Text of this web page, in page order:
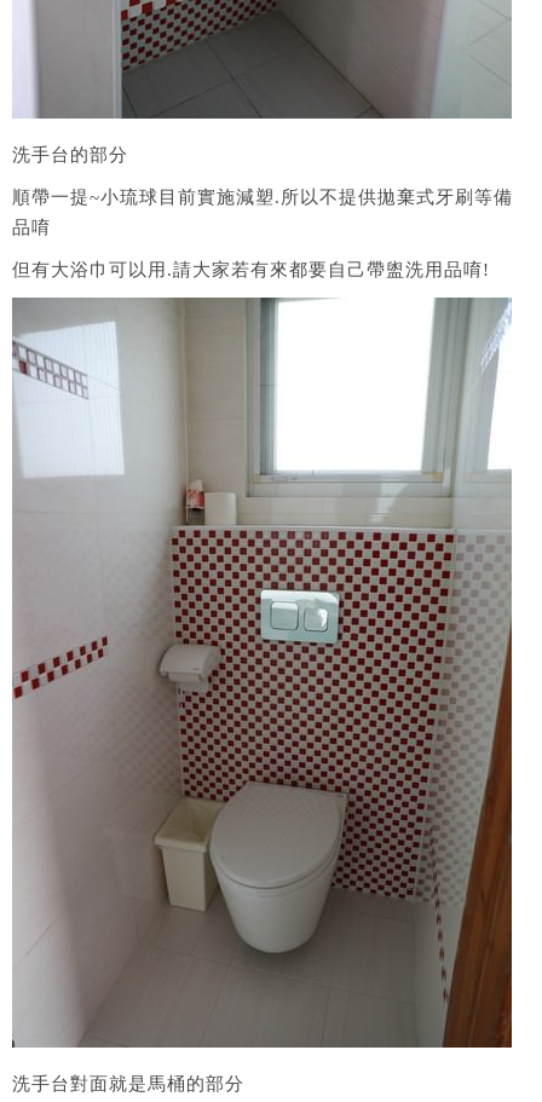
洗手台的部分
順帶一提~小琉球目前實施減塑.所以不提供拋棄式牙刷等備
品唷
但有大浴巾可以用.請大家若有來都要自己帶盥洗用品唷!
洗手台對面就是馬桶的部分